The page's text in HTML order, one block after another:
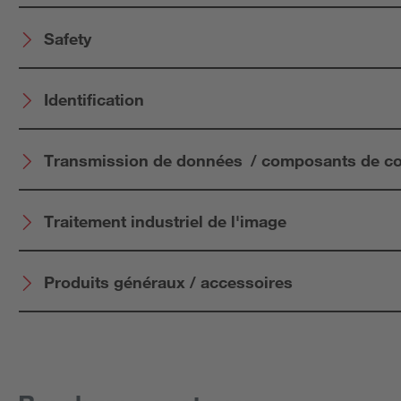
Safety
Identification
Transmission de données / composants de
Traitement industriel de l'image
Produits généraux / accessoires